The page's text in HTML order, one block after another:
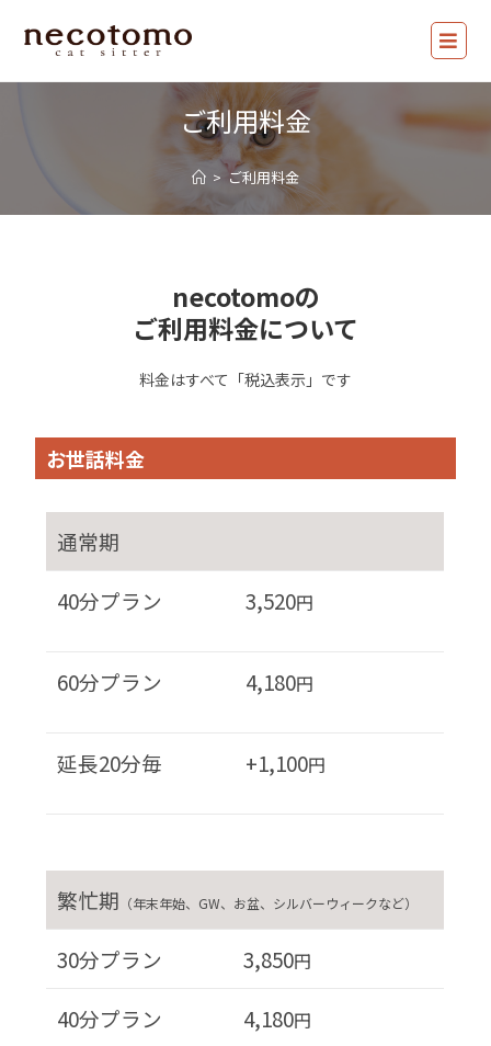
ご利用料金
> ご利用料金
necotomoの
ご利用料金について
料金はすべて「税込表示」です
お世話料金
通常期
40分プラン
3,520円
60分プラン 4,180円
延長20分毎 +1,100円
繁忙期 （年末年始、GW、お盆、シルバーウィークなど）
30分プラン 3,850円
40分プラン 4,180円